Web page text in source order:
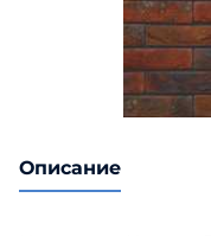
Описание